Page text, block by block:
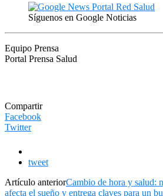
Síguenos en Google Noticias
Equipo Prensa
Portal Prensa Salud
Compartir
Facebook
Twitter
tweet
Artículo anteriorCambio de hora y salud:
afecta el sueño y entrega claves para un